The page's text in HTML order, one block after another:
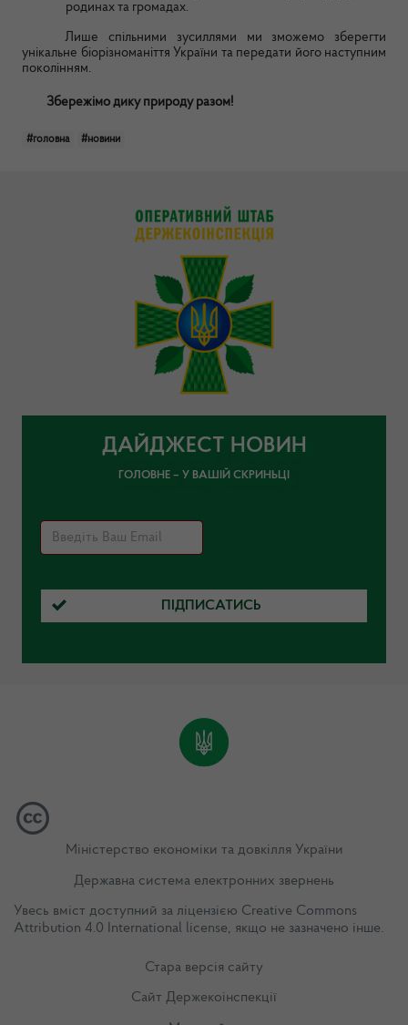
родинах та громадах.
Лише спільними зусиллями ми зможемо зберегти
унікальне біорізноманіття України та передати його наступним
поколінням.
Збережімо дику природу разом!
#головна #новини
ДАЙДЖЕСТ НОВИН
ГОЛОВНЕ – У ВАШІЙ СКРИНЬЦІ
ПІДПИСАТИСЬ
Міністерство економіки та довкілля України
Державна система електронних звернень
Увесь вміст доступний за ліцензією Creative Commons
Attribution 4.0 International license, якщо не зазначено інше.
Стара версія сайту
Сайт Держекоінспекції